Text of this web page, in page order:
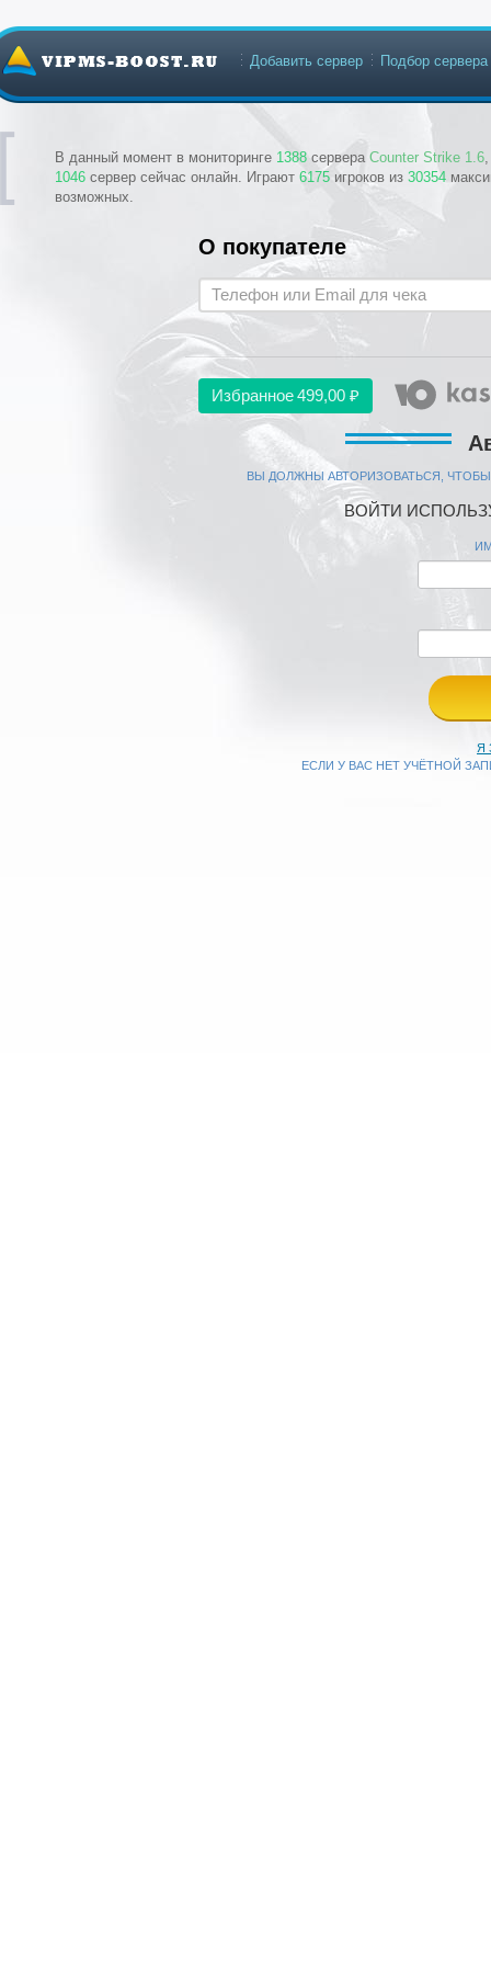
В данный момент в мониторинге 1388 сервера Counter Strike 1.6
1046 сервер сейчас онлайн. Играют 6175 игроков из 30354
возможных.
Добавить сервер Подбор сервера
О покупателе
Избранное499,00 ₽
ВЫ ДОЛЖНЫ АВТОРИЗОВАТЬСЯ,
ВОЙТИ
Я
ЕСЛИ У ВАС НЕТ УЧЁТНОЙ